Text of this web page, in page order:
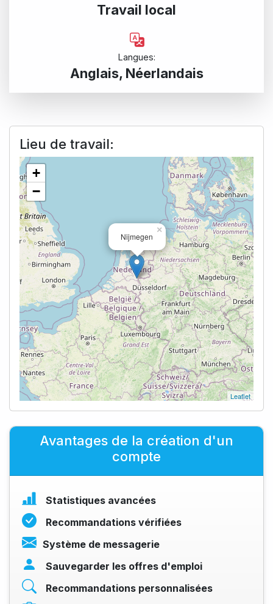
Travail local
Langues:
Anglais, Néerlandais
Lieu de travail:
Nijmegen
×
+
−
Leaflet
Avantages de la création d'un
compte
Statistiques avancées
Recommandations vérifiées
Système de messagerie
Sauvegarder les offres d'emploi
Recommandations personnalisées